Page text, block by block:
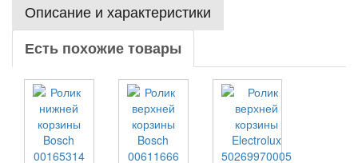
Описание и характеристики
Есть похожие товары